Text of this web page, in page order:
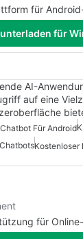
für
für
AI-
auf eine
Für Android
Kostenloser
für